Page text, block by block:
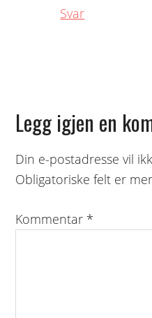
Svar
Legg igjen en
Din e-postadresse vil
Obligatoriske felt er
Kommentar *